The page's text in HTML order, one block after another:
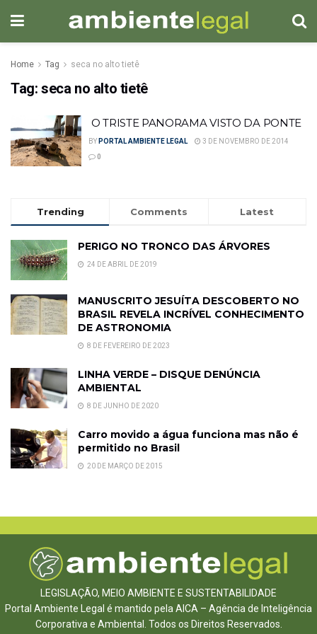
Home Tag seca no alto tietê
Tag: seca no alto tietê
O TRISTE PANORAMA VISTO DA PONTE
BY PORTAL AMBIENTE LEGAL
3 DE NOVEMBRO DE 2014
0
Trending Comments Latest
PERIGO NO TRONCO DAS ÁRVORES
24 DE ABRIL DE 2019
MANUSCRITO JESUÍTA DESCOBERTO NO
BRASIL REVELA INCRÍVEL CONHECIMENTO
DE ASTRONOMIA
8 DE FEVEREIRO DE 2023
LINHA VERDE – DISQUE DENÚNCIA
AMBIENTAL
8 DE JUNHO DE 2020
Carro movido a água funciona mas não é
permitido no Brasil
20 DE MARÇO DE 2015
LEGISLAÇÃO, MEIO AMBIENTE E SUSTENTABILIDADE
Portal Ambiente Legal é mantido pela AICA – Agência de Inteligência
Corporativa e Ambiental. Todos os Direitos Reservados.